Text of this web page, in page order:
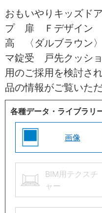
おもいやりキッズ
プ 扉 Ｆデザイン
高 〈ダルブラウン
マ錠受 戸先クッシ
用のご採用を検討さ
品の情報がご覧いた
各種データ・ライブラリ
画像
BIM用テクスチ
ャー